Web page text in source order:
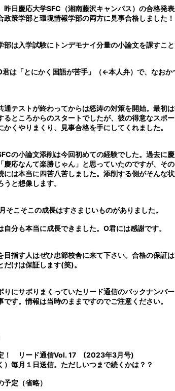
昨日慶応大学SFC（湘南藤沢キャンパス）の合格発
政策学部と環境情報学部の両方に見事合格しました！
部は入学試験にトンデモナイ分量の小論文を課すこと
君は「とにかく国語が苦手」（←本人弁）で、なお
通テストが終わってからは怒涛の対策を開始。最初
るところからのスタートでしたが、彼の得意なスポ
かくやりまくり、見事合格を手にしてくれました。
の小論文添削は今回初めての経験でした。過去に
慶応なんて楽勝じゃん」と思っていたのですが、そ
には本当に四苦八苦しました。添削する側がそんな
うと想像します。
そこそこの成長はすさまじいものがありました。
自分も本当に成長できました。O君には感謝です。
目指す人はぜひ忠節校舎に来て下さい。合格の保証
だけは保証します(笑)。
りにサボりまくっていたリード通信のバックナンバ
です。情報は当時のままですのでご注意ください。
！ リード通信Vol. 17 (2023年3月号)
）毎月１日送信。ただしいつまで続くかは？？
予定（省略）